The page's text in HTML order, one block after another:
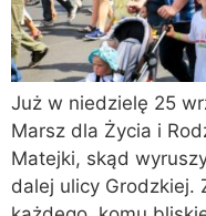
Już w niedzielę 25
Marsz dla Życia i
Matejki, skąd
dalej ulicy Grodzkiej.